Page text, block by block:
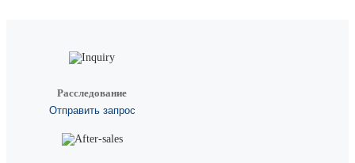
Расследование
Отправить запрос